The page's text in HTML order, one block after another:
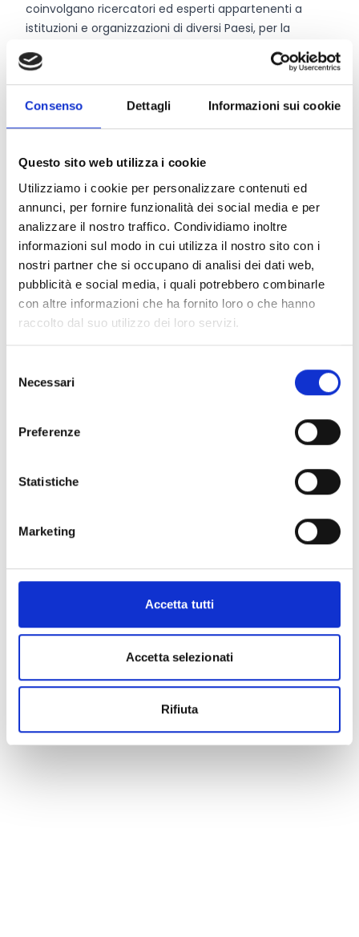
Consenso Dettagli Informazioni sui cookie
Questo sito web utilizza i cookie
Utilizziamo i cookie per personalizzare contenuti ed
annunci, per fornire funzionalità dei social media e per
analizzare il nostro traffico. Condividiamo inoltre
informazioni sul modo in cui utilizza il nostro sito con i
nostri partner che si occupano di analisi dei dati web,
pubblicità e social media, i quali potrebbero combinarle
con altre informazioni che ha fornito loro o che hanno
raccolto dal suo utilizzo dei loro servizi.
delNecessari
Preferenze
Statistiche
Marketing
Accetta tutti
Accetta selezionati
Rifiuta
coinvolgano ricercatori ed esperti appartenenti a
istituzioni e organizzazioni di diversi Paesi, per la
costruzione di reti globali e soluzioni congiunte alle
sfide comuni;
Rafforzare le istituzioni (DPP 2025-2028
trasversalità metodologica Mobilization &
Partnership)nell’ambito dell’autofinanziamento e/o
ricerca;
Sostenere saperi e metodi non convenzionali con
particolare attenzione agli studi critici che offrono una
prospettiva unica sulle disuguaglianze; promuovere
opportunità di formazione su metodologie critiche
innovative quali pratiche artistiche, processi di
cocreazione, design sistemico fra gli altri, che
mettano al centro i bisogni delle comunità locali in
un’ottica di sviluppo territoriale sostenibile.
CONDIVIDI
Prova gratis